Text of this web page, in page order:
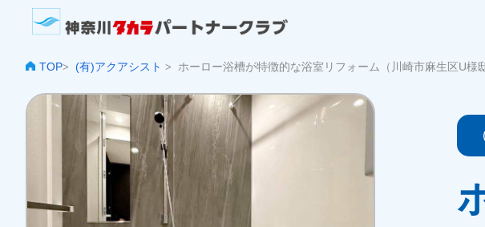
TOP> (有)アクアシスト > ホーロー浴槽が特徴的な浴室リフォーム（川崎市麻生区U様邸